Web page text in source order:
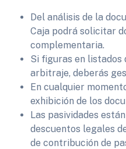
Del análisis de la
Caja podrá solicitar
complementaria.
Si figuras en listados
arbitraje, deberás
En cualquier
exhibición de los
Las pasividades
descuentos legales
de contribución de